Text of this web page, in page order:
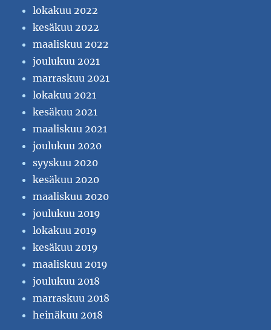
lokakuu 2022
kesäkuu 2022
maaliskuu 2022
joulukuu 2021
marraskuu 2021
lokakuu 2021
kesäkuu 2021
maaliskuu 2021
joulukuu 2020
syyskuu 2020
kesäkuu 2020
maaliskuu 2020
joulukuu 2019
lokakuu 2019
kesäkuu 2019
maaliskuu 2019
joulukuu 2018
marraskuu 2018
heinäkuu 2018